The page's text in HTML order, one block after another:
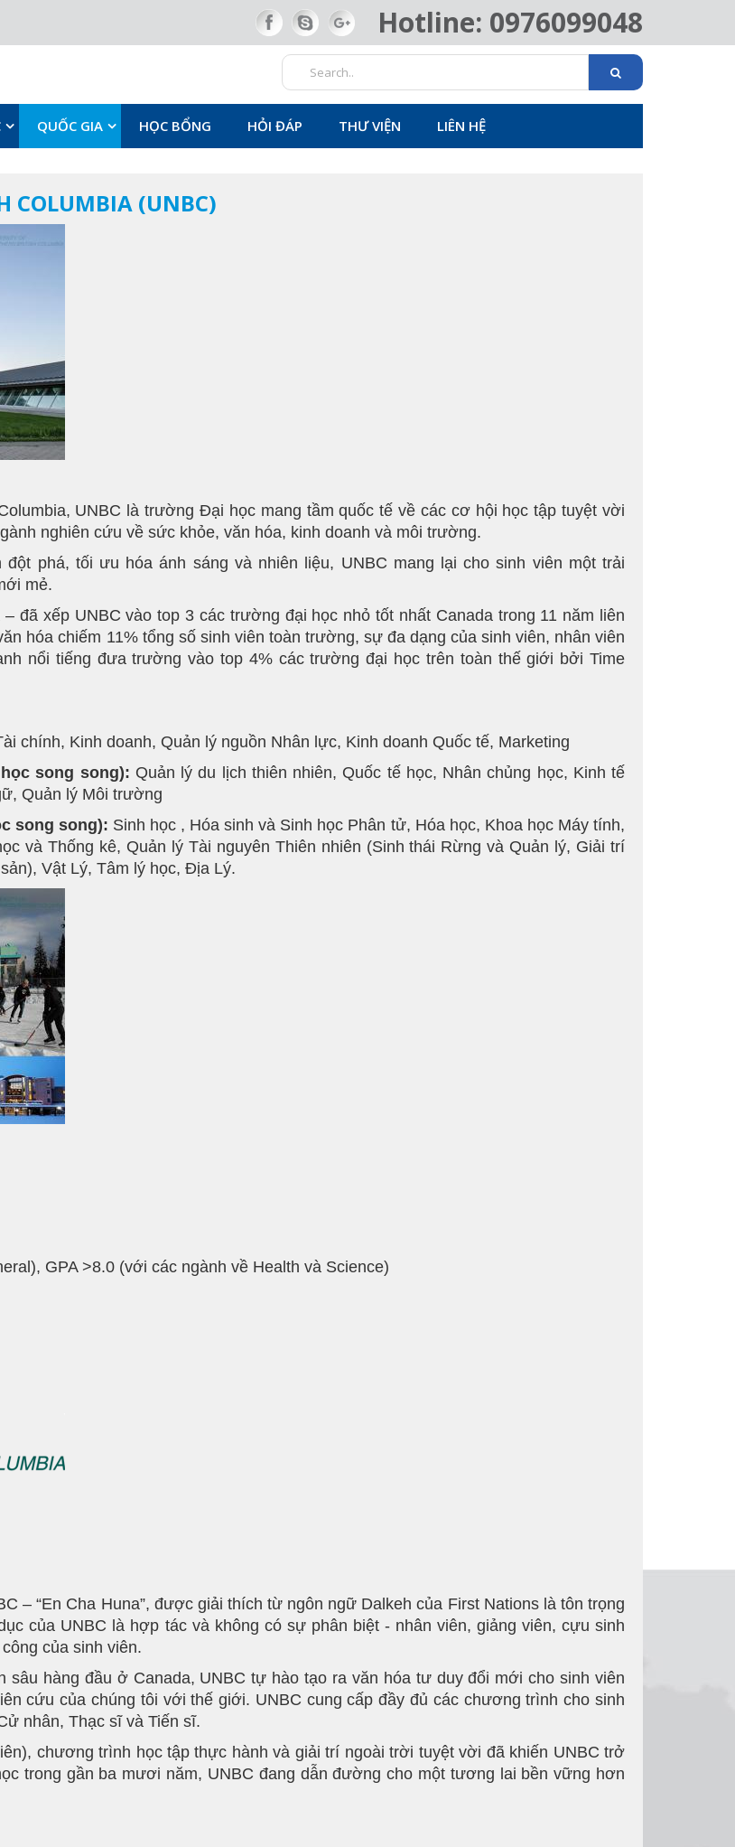
Hotline: 0976099048
QUỐC GIA HỌC BỔNG HỎI ĐÁP THƯ VIỆN LIÊN HỆ
COLUMBIA (UNBC)
UNBC là trường Đại học mang tầm quốc tế về các cơ hội học tập tuyệt vời
nghiên cứu về sức khỏe, văn hóa, kinh doanh và môi trường.
phá, tối ưu hóa ánh sáng và nhiên liệu, UNBC mang lại cho sinh viên một trải
mẻ.
đã xếp UNBC vào top 3 các trường đại học nhỏ tốt nhất Canada trong 11 năm liên
hóa chiếm 11% tổng số sinh viên toàn trường, sự đa dạng của sinh viên, nhân viên
nổi tiếng đưa trường vào top 4% các trường đại học trên toàn thế giới bởi Time
chính, Kinh doanh, Quản lý nguồn Nhân lực, Kinh doanh Quốc tế, Marketing
song song): Quản lý du lịch thiên nhiên, Quốc tế học, Nhân chủng học, Kinh tế
Quản lý Môi trường
song song): Sinh học , Hóa sinh và Sinh học Phân tử, Hóa học, Khoa học Máy tính,
và Thống kê, Quản lý Tài nguyên Thiên nhiên (Sinh thái Rừng và Quản lý, Giải trí
Vật Lý, Tâm lý học, Địa Lý.
GPA >8.0 (với các ngành về Health và Science)
– “En Cha Huna”, được giải thích từ ngôn ngữ Dalkeh của First Nations là tôn trọng
của UNBC là hợp tác và không có sự phân biệt - nhân viên, giảng viên, cựu sinh
của sinh viên.
hàng đầu ở Canada, UNBC tự hào tạo ra văn hóa tư duy đổi mới cho sinh viên
cứu của chúng tôi với thế giới. UNBC cung cấp đầy đủ các chương trình cho sinh
nhân, Thạc sĩ và Tiến sĩ.
chương trình học tập thực hành và giải trí ngoài trời tuyệt vời đã khiến UNBC trở
trong gần ba mươi năm, UNBC đang dẫn đường cho một tương lai bền vững hơn